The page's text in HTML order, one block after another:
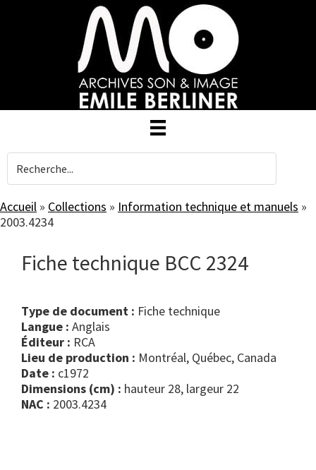
Accueil » Collections » Information technique et manuels »
2003.4234
Fiche technique BCC 2324
Type de document :
fiche technique
Langue : Anglais
Éditeur : RCA
Lieu de production : Montréal, Québec, Canada
Date : c1972
Dimensions (cm) : hauteur 28, largeur 22
NAC : 2003.4234